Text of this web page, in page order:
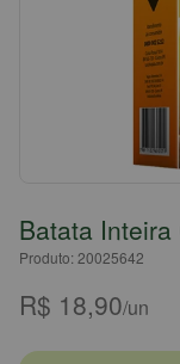
Batata
Produto: 20025642
R$ 18,90/un